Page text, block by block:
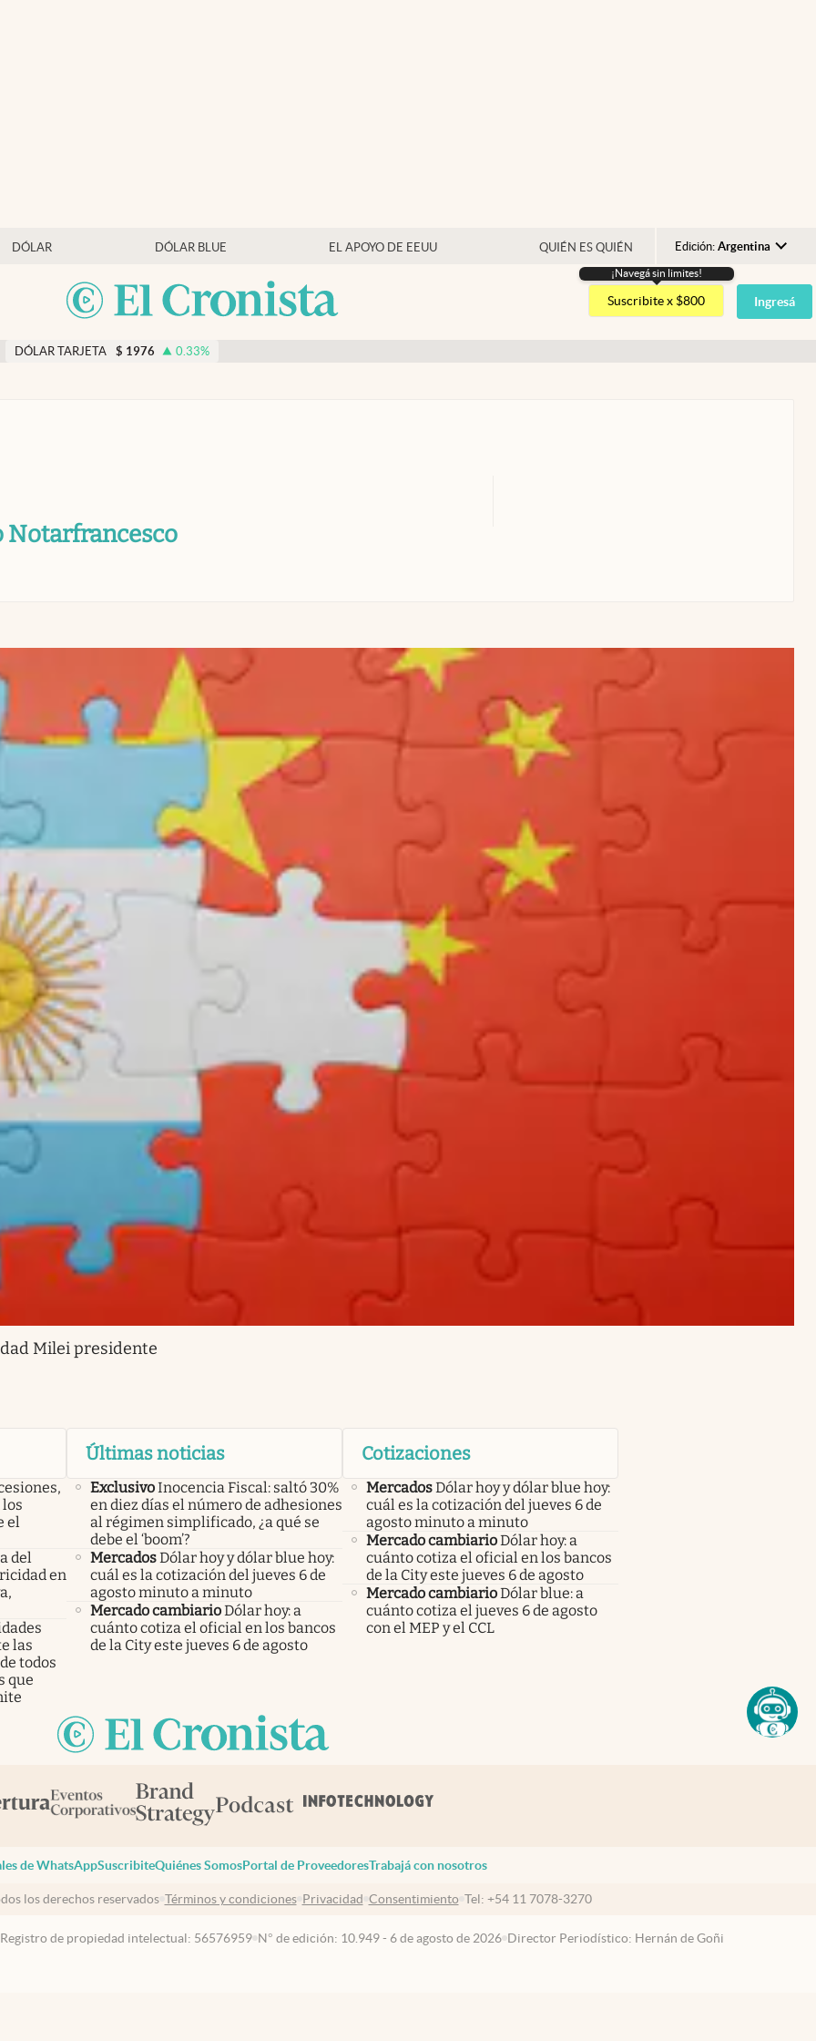
DÓLAR DÓLAR BLUE EL APOYO DE EEUU QUIÉN ES QUIÉN Edición: Argentina
Argentina
España
¡Navegá sin limites!
Suscribite x $800 Ingresá
DÓLAR TARJETA $ 1976 0.33%
Notarfrancesco
Milei presidente
el
del
en
las
todos
que
Últimas noticias
ExclusivoInocencia Fiscal: saltó 30%
en diez días el número de adhesiones
al régimen simplificado, ¿a qué se
debe el ‘boom’?
MercadosDólar hoy y dólar blue hoy:
cuál es la cotización del jueves 6 de
agosto minuto a minuto
Mercado cambiarioDólar hoy: a
cuánto cotiza el oficial en los bancos
de la City este jueves 6 de agosto
Cotizaciones
MercadosDólar hoy y dólar blue hoy:
cuál es la cotización del jueves 6 de
agosto minuto a minuto
Mercado cambiarioDólar hoy: a
cuánto cotiza el oficial en los bancos
de la City este jueves 6 de agosto
Mercado cambiarioDólar blue: a
cuánto cotiza el jueves 6 de agosto
con el MEP y el CCL
de WhatsAppSuscribiteQuiénes SomosPortal de ProveedoresTrabajá con nosotros
los derechos reservados Términos y condiciones Privacidad Consentimiento Tel: +54 11 7078-3270
de propiedad intelectual: 56576959 N° de edición: 10.949 - 6 de agosto de 2026 Director Periodístico: Hernán de Goñi